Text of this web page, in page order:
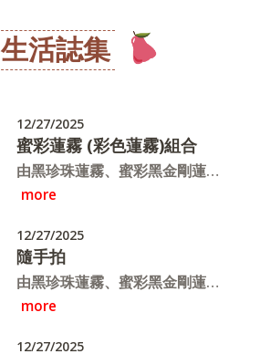
生活誌集
12/27/2025
蜜彩蓮霧 (彩色蓮霧)組合
由黑珍珠蓮霧、蜜彩黑金剛蓮
霧、白翠玉蓮霧、黑金條(飛彈)
巴掌蓮霧、白晶蓮霧等多種組合
而成的《驚艷組合彩色蓮霧禮
盒》一月中開始採收~
more
12/27/2025
隨手拍
由黑珍珠蓮霧、蜜彩黑金剛蓮
霧、白翠玉蓮霧、黑金條(飛彈)
more
12/27/2025